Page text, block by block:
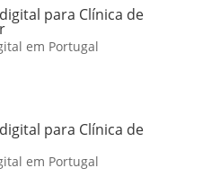
para Clínica de
em Portugal
para Clínica de
em Portugal